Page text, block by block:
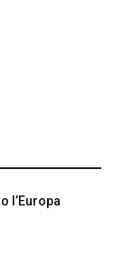
l’Europa